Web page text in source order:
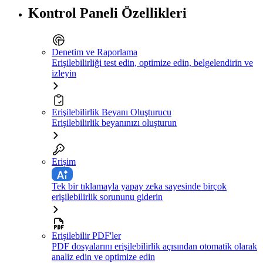
Kontrol Paneli Özellikleri
Denetim ve Raporlama
Erişilebilirliği test edin, optimize edin, belgelendirin ve
izleyin
Erişilebilirlik Beyanı Oluşturucu
Erişilebilirlik beyanınızı oluşturun
Erişim
Tek bir tıklamayla yapay zeka sayesinde birçok
erişilebilirlik sorununu giderin
Erişilebilir PDF'ler
PDF dosyalarını erişilebilirlik açısından otomatik olarak
analiz edin ve optimize edin